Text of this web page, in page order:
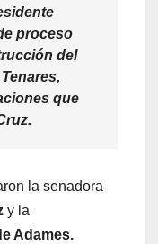
proceso
del
que
la senadora
y la
Adames.